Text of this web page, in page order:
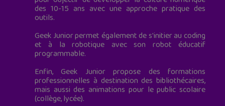
des 10-15 ans avec une approche pratique des
outils.
Geek Junior permet également de s'initier au coding
et à la robotique avec son robot éducatif
programmable.
Enfin, Geek Junior propose des formations
professionnelles à destination des bibliothécaires,
mais aussi des animations pour le public scolaire
(collège, lycée).